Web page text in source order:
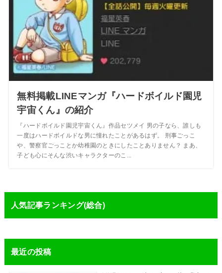
無料掲載LINEマンガ『ハードボイルド園児
宇宙くん』の紹介
『ハードボイルド園児宇宙くん』作品セツメイ 男の子なら、誰しも
一度はハードボイルドな男に憧れたことがあるはず。 刑事ごっこ
や、警察官ごっことか幼稚園のときにしたことありません？ まあ、
子ども心にそんな渋いキャラクターのこ...
人気記事ランキング(総合)
最近の投稿